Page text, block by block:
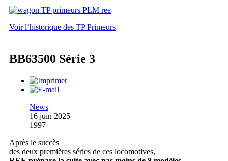
Voir l’historique des TP Primeurs
BB63500 Série 3
News
16 juin 2025
1997
Après le succès
des deux premières séries de ces locomotives,